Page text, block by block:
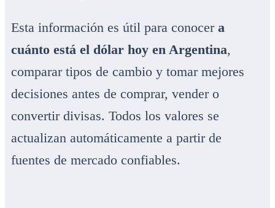
Esta información es útil para conocer a
cuánto está el dólar hoy en Argentina,
comparar tipos de cambio y tomar mejores
decisiones antes de comprar, vender o
convertir divisas. Todos los valores se
actualizan automáticamente a partir de
fuentes de mercado confiables.